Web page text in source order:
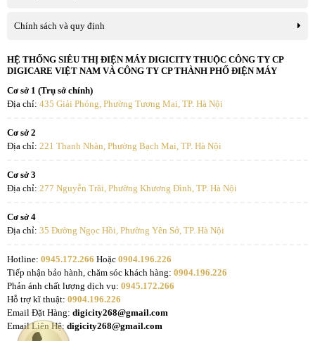
Chính sách và quy định
HỆ THỐNG SIÊU THỊ ĐIỆN MÁY DIGICITY THUỘC CÔNG TY CP
DIGICARE VIỆT NAM VÀ CÔNG TY CP THÀNH PHỐ ĐIỆN MÁY
Cơ sở 1 (Trụ sở chính)
Địa chỉ: 435 Giải Phóng, Phường Tương Mai, TP. Hà Nội
Cơ sở 2
Địa chỉ: 221 Thanh Nhàn, Phường Bạch Mai, TP. Hà Nội
Cơ sở 3
Địa chỉ: 277 Nguyễn Trãi, Phường Khương Đình, TP. Hà Nội
Cơ sở 4
Địa chỉ: 35 Đường Ngọc Hồi, Phường Yên Sở, TP. Hà Nội
Hotline: 0945.172.266 Hoặc 0904.196.226
Tiếp nhận bảo hành, chăm sóc khách hàng: 0904.196.226
Phản ánh chất lượng dịch vụ: 0945.172.266
Hỗ trợ kĩ thuật: 0904.196.226
Email Đặt Hàng: digicity268@gmail.com
Email Liên Hệ: digicity268@gmail.com